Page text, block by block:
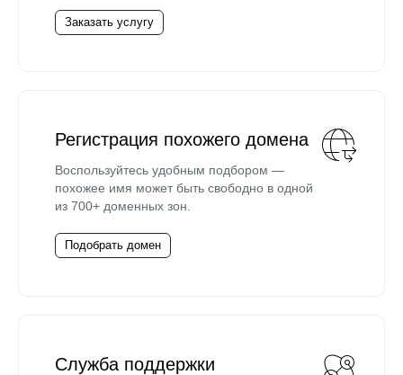
Заказать услугу
Регистрация похожего домена
Воспользуйтесь удобным подбором —
похожее имя может быть свободно в одной
из 700+ доменных зон.
Подобрать домен
Служба поддержки